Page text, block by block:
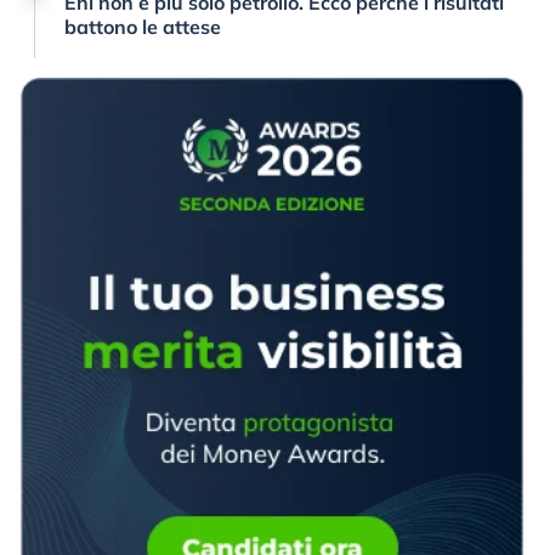
battono le attese